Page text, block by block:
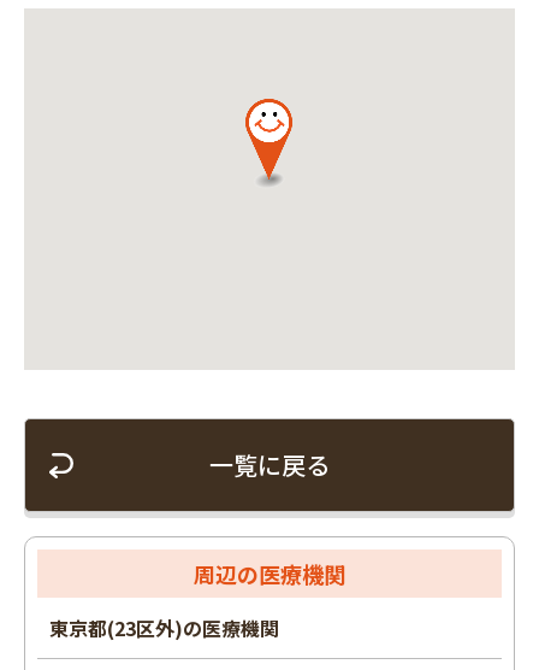
一覧に戻る
周辺の医療機関
東京都(23区外)の医療機関